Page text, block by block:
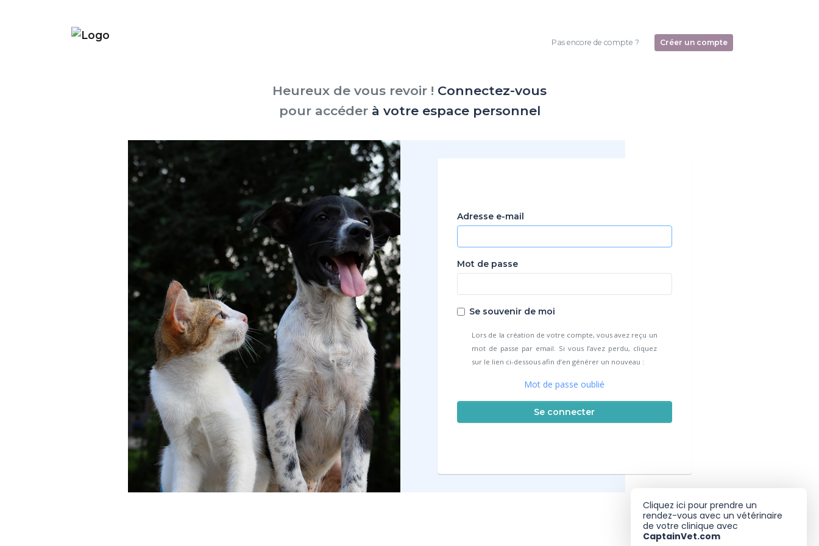
Pas encore de compte ? Créer un compte
Heureux de vous revoir ! Connectez-vous
pour accéderà votre espace personnel
Adresse e-mail
Mot de passe
Se souvenir de moi
Lors de la création de votre compte, vous avez reçu un
mot de passe par email. Si vous l’avez perdu, cliquez
sur le lien ci-dessous afin d’en générer un nouveau :
Mot de passe oublié
Se connecter
Cliquez ici pour prendre un
rendez-vous avec un vétérinaire
de votre clinique avec
CaptainVet.com